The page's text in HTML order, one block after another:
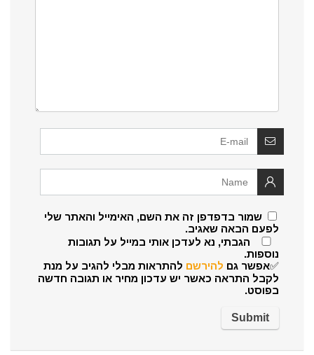
שמור בדפדפן זה את השם, האימייל והאתר שלי
לפעם הבאה שאגיב.
הגבתי, נא לעדכן אותי במייל על תגובות
נוספות.
✅אפשר גם להירשם להתראות מבלי להגיב על מנת
לקבל התראה כאשר יש עדכון מחיר או תגובה חדשה
בפוסט.